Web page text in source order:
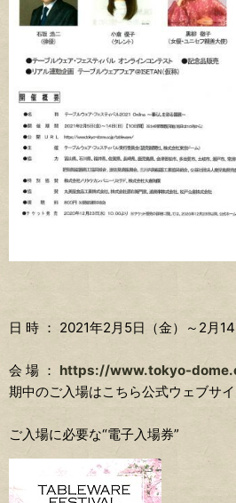
日 時 ： 2021年2月5日（金）～2
会 場 ： https://www.tokyo-
期中のご入場はこちら公式ウェブサ
ご入場に必要な“電子入場券”